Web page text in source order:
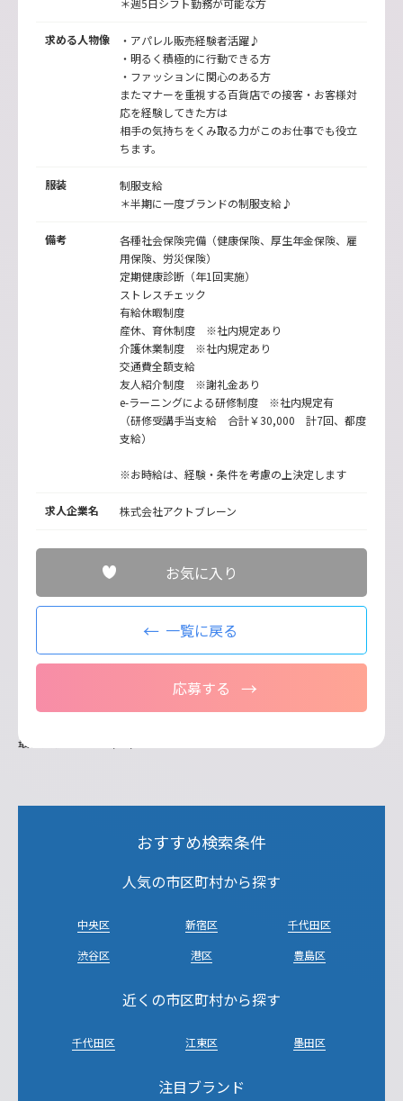
求める人物像
・アパレル販売経験者活躍♪
・明るく積極的に行動できる方
・ファッションに関心のある方
またマナーを重視する百貨店での接客・お客様対
応を経験してきた方は
相手の気持ちをくみ取る力がこのお仕事でも役立
ちます。
服装
制服支給
＊半期に一度ブランドの制服支給♪
備考
各種社会保険完備（健康保険、厚生年金保険、雇
用保険、労災保険）
定期健康診断（年1回実施）
ストレスチェック
有給休暇制度
産休、育休制度 ※社内規定あり
介護休業制度 ※社内規定あり
交通費全額支給
友人紹介制度 ※謝礼金あり
e-ラーニングによる研修制度 ※社内規定有
（研修受講手当支給 合計￥30,000 計7回、都度
支給）
※お時給は、経験・条件を考慮の上決定します
求人企業名 株式会社アクトブレーン
お気に入り
一覧に戻る
応募する
最終更新日：2026/07/21
おすすめ検索条件
人気の市区町村から探す
中央区 新宿区
千代田区
渋谷区
港区 豊島区
近くの市区町村から探す
千代田区 江東区 墨田区
注目ブランド